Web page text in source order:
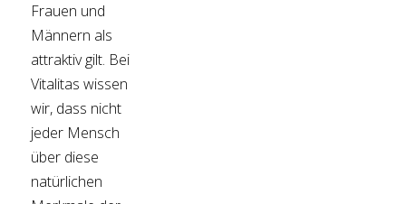
Frauen und
Männern als
attraktiv gilt. Bei
Vitalitas wissen
wir, dass nicht
jeder Mensch
über diese
natürlichen